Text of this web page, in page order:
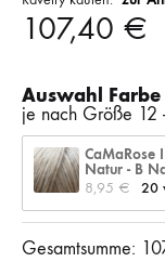
107,40 €
Auswahl Farbe
je nach Größe 12
CaMaRose
Natur - B
8,95 € 20
Gesamtsumme: